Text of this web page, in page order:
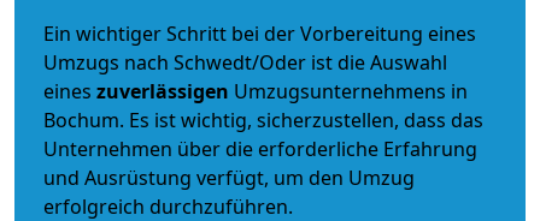
Ein wichtiger Schritt bei der Vorbereitung eines
Umzugs nach Schwedt/Oder ist die Auswahl
eines zuverlässigen Umzugsunternehmens in
Bochum. Es ist wichtig, sicherzustellen, dass das
Unternehmen über die erforderliche Erfahrung
und Ausrüstung verfügt, um den Umzug
erfolgreich durchzuführen.